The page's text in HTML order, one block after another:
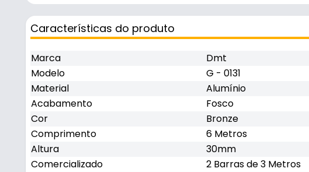
Características do produto
Marca
Dmt
Modelo
G - 0131
Material
Alumínio
Acabamento
Fosco
Cor
Bronze
Comprimento
6 Metros
Altura
30mm
Comercializado
2 Barras de 3 Metros